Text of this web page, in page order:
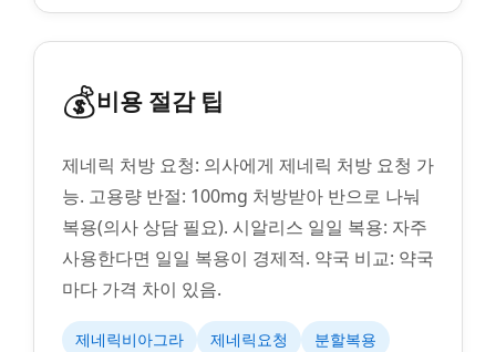
💰비용 절감 팁
제네릭 처방 요청: 의사에게 제네릭 처방 요청 가
능. 고용량 반절: 100mg 처방받아 반으로 나눠
복용(의사 상담 필요). 시알리스 일일 복용: 자주
사용한다면 일일 복용이 경제적. 약국 비교: 약국
마다 가격 차이 있음.
제네릭비아그라 제네릭요청
분할복용